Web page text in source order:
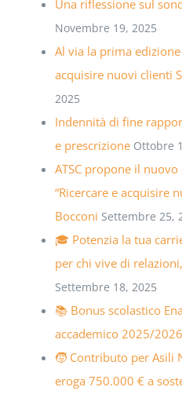
Una riflessione sul
Novembre 19, 2025
Al via la prima
acquisire nuovi clienti
2025
Indennità di fine
e prescrizione Ottobre
ATSC propone il
“Ricercare e acquisire
Bocconi Settembre 25,
🎓 Potenzia la tua
per chi vive di
Settembre 18, 2025
📚 Bonus scolastico
accademico 2025/2026
🧒 Contributo per Asili
eroga 750.000 € a